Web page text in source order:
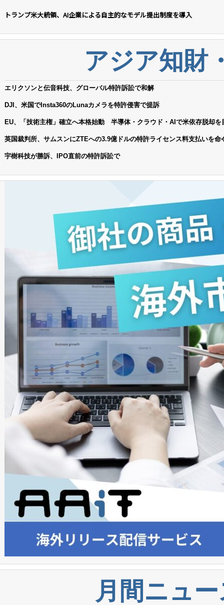
トランプ米大統領、AI企業による自主的なモデル提出制度を導入
アジア知財
エリクソンと伝音科技、グローバル特許訴訟で和解
DJI、米国でInsta360のLunaカメラを特許侵害で提訴
EU、「技術主権」確立へ本格始動 半導体・クラウド・AIで米依存脱却を
英国裁判所、サムスンにZTEへの3.9億ドルの特許ライセンス料支払いを命
宇樹科技が勝訴、IPO直前の特許訴訟で
月間ニュ